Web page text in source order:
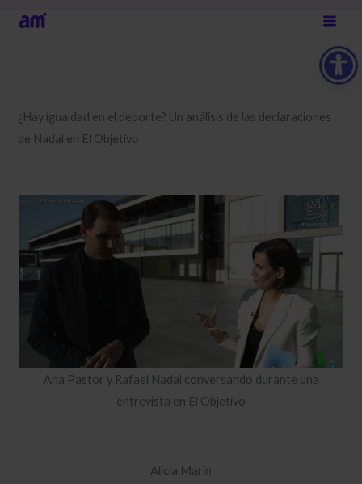
¿Hay igualdad en el deporte? Un análisis de las declaraciones
de Nadal en El Objetivo
Ana Pastor y Rafael Nadal conversando durante una
entrevista en El Objetivo
Alicia Marín